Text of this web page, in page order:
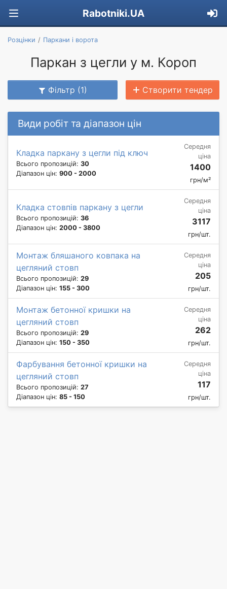
Rabotniki.UA
Розцінки Паркани і ворота
Паркан з цегли у м. Короп
Фільтр (1) Створити тендер
Види робіт та діапазон цін
Кладка паркану з цегли під ключ
Всього пропозицій: 30
Діапазон цін: 900 - 2000
Середня
ціна
1400
грн/м²
Кладка стовпів паркану з цегли
Всього пропозицій: 36
Діапазон цін: 2000 - 3800
Середня
ціна
3117
грн/шт.
Монтаж бляшаного ковпака на
цегляний стовп
Всього пропозицій: 29
Діапазон цін: 155 - 300
Середня
ціна
205
грн/шт.
Монтаж бетонної кришки на
цегляний стовп
Всього пропозицій: 29
Діапазон цін: 150 - 350
Середня
ціна
262
грн/шт.
Фарбування бетонної кришки на
цегляний стовп
Всього пропозицій: 27
Діапазон цін: 85 - 150
Середня
ціна
117
грн/шт.